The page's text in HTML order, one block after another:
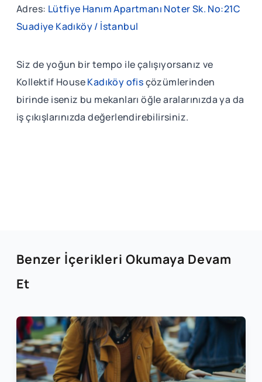
Adres: Lütfiye Hanım Apartmanı Noter Sk. No:21C
Suadiye Kadıköy / İstanbul
Siz de yoğun bir tempo ile çalışıyorsanız ve
Kollektif HouseKadıköy ofisçözümlerinden
birinde iseniz bu mekanları öğle aralarınızda ya da
iş çıkışlarınızda değerlendirebilirsiniz.
Benzer İçerikleri Okumaya Devam
Et